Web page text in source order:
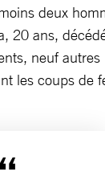
deux
20 ans,
neuf
les coups de